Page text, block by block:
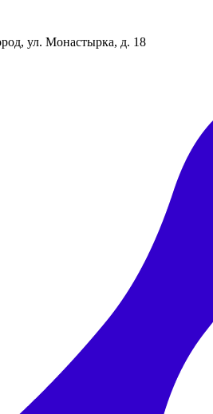
ул. Монастырка, д. 18